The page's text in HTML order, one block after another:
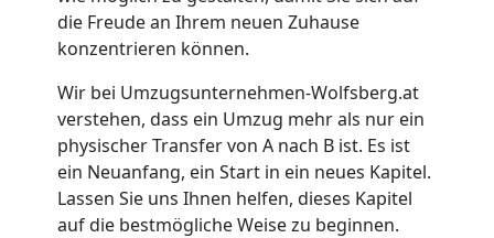
die Freude an Ihrem neuen Zuhause
konzentrieren können.
Wir bei Umzugsunternehmen-Wolfsberg.at
verstehen, dass ein Umzug mehr als nur ein
physischer Transfer von A nach B ist. Es ist
ein Neuanfang, ein Start in ein neues Kapitel.
Lassen Sie uns Ihnen helfen, dieses Kapitel
auf die bestmögliche Weise zu beginnen.
Senioren
Wolfsberg